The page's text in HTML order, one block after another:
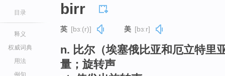
目录
释义
权威词典
用法
例句
birr
英 [bɜː(r)] 美 [bɜːr]
n. 比尔（埃塞俄比亚和厄立特里
量；旋转声